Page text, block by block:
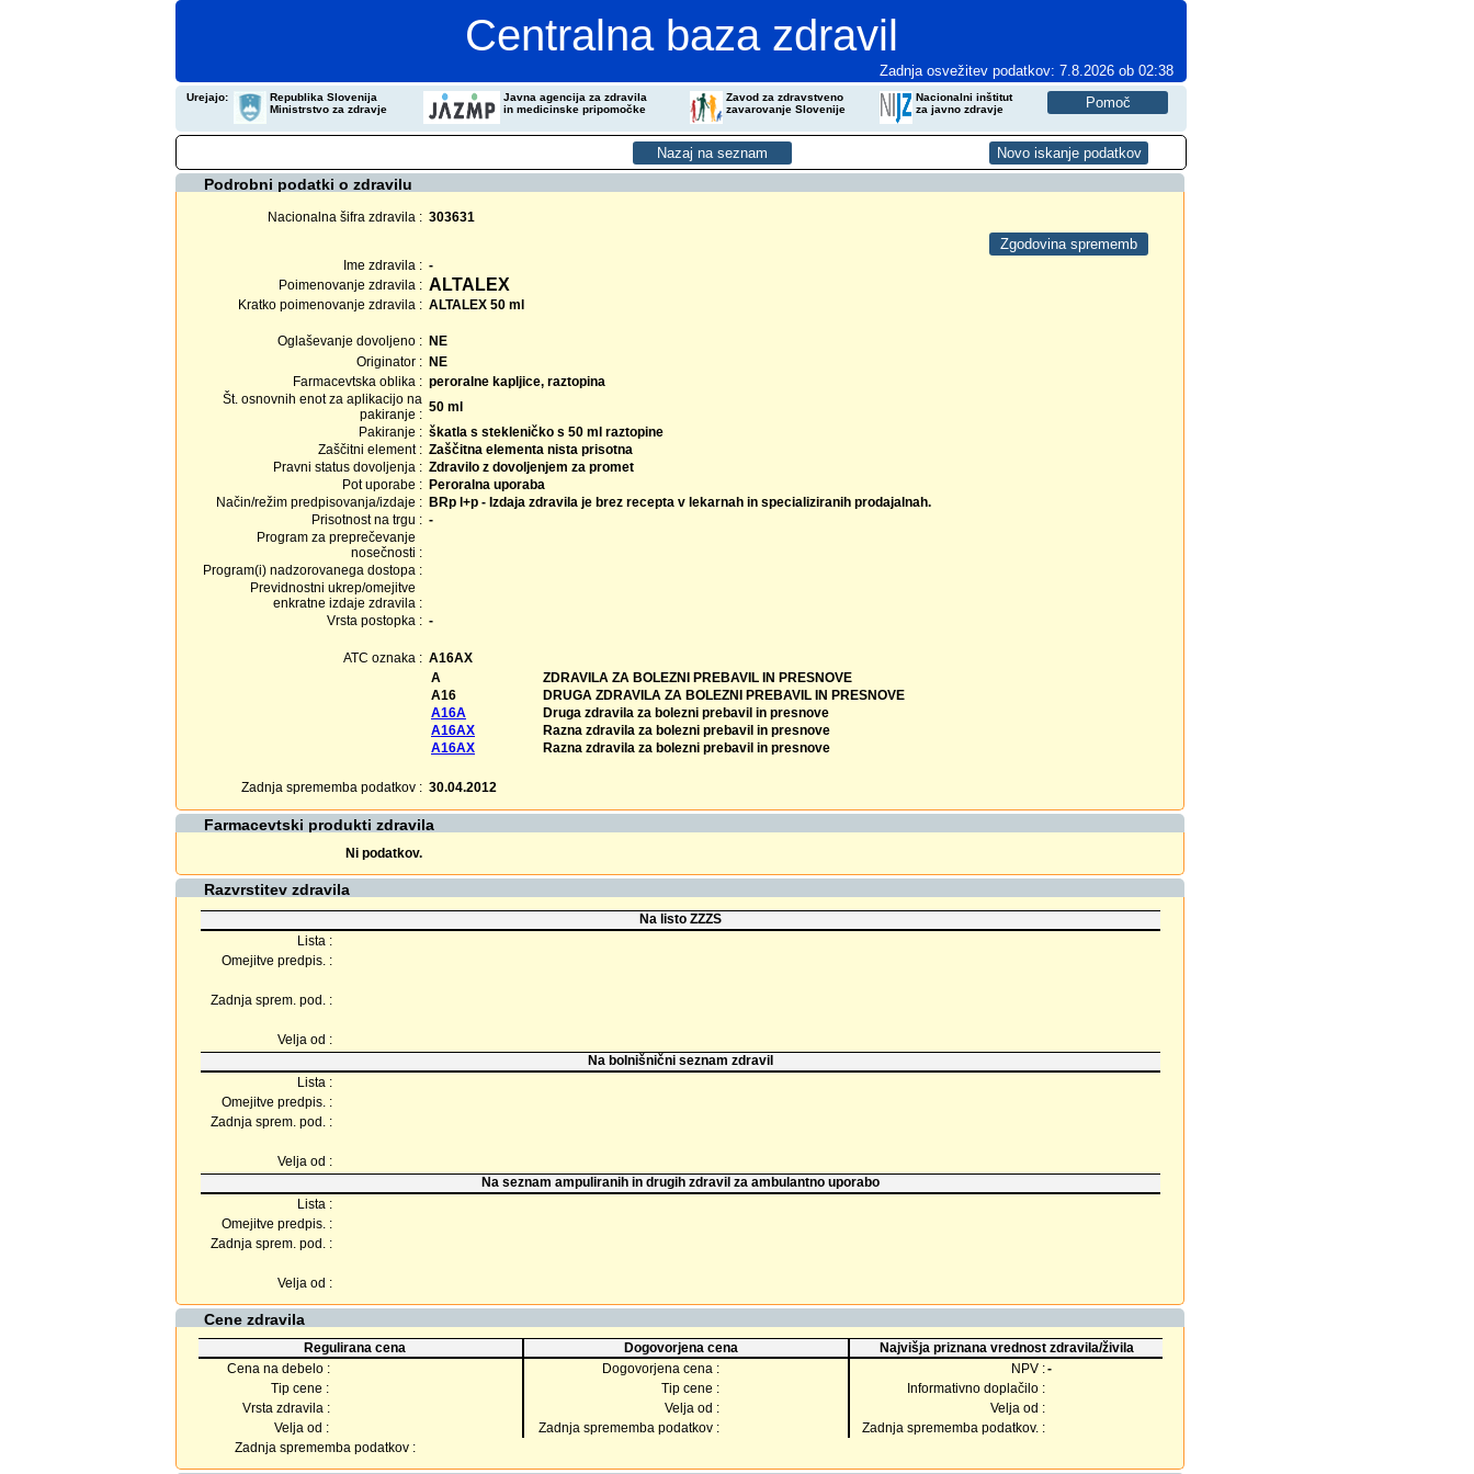
Centralna baza zdravil
Zadnja osvežitev podatkov: 7.8.2026 ob 02:38
Urejajo:
Republika Slovenija
Ministrstvo za zdravje
Javna agencija za zdravila
in medicinske pripomočke
Zavod za zdravstveno
zavarovanje Slovenije
Nacionalni inštitut
za javno zdravje
Podrobni podatki o zdravilu
Nacionalna šifra zdravila : 303631
Ime zdravila : -
Poimenovanje zdravila : ALTALEX
Kratko poimenovanje zdravila : ALTALEX 50 ml
Oglaševanje dovoljeno : NE
Originator : NE
Farmacevtska oblika : peroralne kapljice, raztopina
Št. osnovnih enot za aplikacijo na
pakiranje : 50 ml
Pakiranje : škatla s stekleničko s 50 ml raztopine
Zaščitni element : Zaščitna elementa nista prisotna
Pravni status dovoljenja : Zdravilo z dovoljenjem za promet
Pot uporabe : Peroralna uporaba
Način/režim predpisovanja/izdaje : BRp l+p - Izdaja zdravila je brez recepta v lekarnah in specializiranih prodajalnah.
Prisotnost na trgu : -
Program za preprečevanje
nosečnosti :
Program(i) nadzorovanega dostopa :
Previdnostni ukrep/omejitve
enkratne izdaje zdravila :
Vrsta postopka : -
ATC oznaka : A16AX
A
ZDRAVILA ZA BOLEZNI PREBAVIL IN PRESNOVE
A16
DRUGA ZDRAVILA ZA BOLEZNI PREBAVIL IN PRESNOVE
A16A
Druga zdravila za bolezni prebavil in presnove
A16AX
Razna zdravila za bolezni prebavil in presnove
A16AX
Razna zdravila za bolezni prebavil in presnove
Zadnja sprememba podatkov : 30.04.2012
Farmacevtski produkti zdravila
Ni podatkov.
Razvrstitev zdravila
Na listo ZZZS
Lista :
Omejitve predpis. :
Zadnja sprem. pod. :
Velja od :
Na bolnišnični seznam zdravil
Lista :
Omejitve predpis. :
Zadnja sprem. pod. :
Velja od :
Na seznam ampuliranih in drugih zdravil za ambulantno uporabo
Lista :
Omejitve predpis. :
Zadnja sprem. pod. :
Velja od :
Cene zdravila
Regulirana cena Dogovorjena cena
Najvišja priznana vrednost zdravila/živila
Cena na debelo :
Dogovorjena cena : NPV :-
Tip cene :
Tip cene :
Informativno doplačilo :
Vrsta zdravila :
Velja od :
Velja od :
Velja od :
Zadnja sprememba podatkov :
Zadnja sprememba podatkov. :
Zadnja sprememba podatkov :